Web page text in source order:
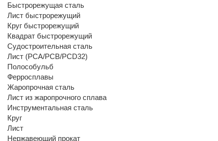
Быстрорежущая сталь
Лист быстрорежущий
Круг быстрорежущий
Квадрат быстрорежущий
Судостроительная сталь
Лист (РСА/РСВ/РСD32)
Полособульб
Ферросплавы
Жаропрочная сталь
Лист из жаропрочного сплава
Инструментальная сталь
Круг
Лист
Нержавеющий прокат